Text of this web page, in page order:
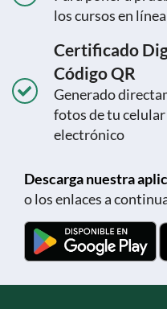
los cursos en línea
Certificado
Código QR
Generado
fotos de tu
electrónico
Descarga nuestra
o los enlaces a